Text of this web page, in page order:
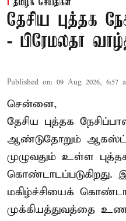
தமிழக செய்திகள்
தேசிய புத்தக
- பிரேமலதா
Published on: 09 Aug 2026, 6:57
சென்னை,
தேசிய புத்தக
ஆண்டுதோறும்
முழுவதும் உள்ள
கொண்டாடப்படுகிறது.
மகிழ்ச்சியைக்
முக்கியத்துவத்தை